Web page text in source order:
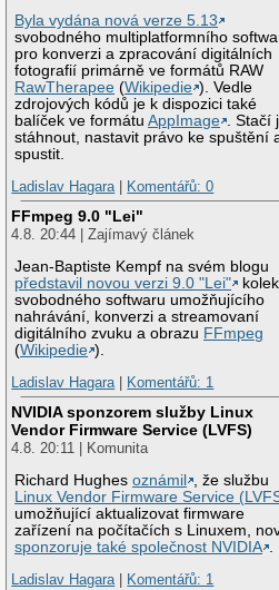
Byla vydána nová verze 5.13
svobodného multiplatformního
pro konverzi a zpracování digitálních
fotografií primárně ve formátů RAW
RawTherapee (Wikipedie ). Vedle
zdrojových kódů je k dispozici také
balíček ve formátuAppImage
. Stačí
stáhnout, nastavit právo ke spuštění
spustit.
Ladislav Hagara| Komentářů: 0
FFmpeg 9.0 "Lei"
4.8. 20:44 | Zajímavý článek
Jean-Baptiste Kempf na svém blogu
představil novou verzi 9.0 "Lei"
svobodného softwaru umožňujícího
nahrávání, konverzi a streamovaní
digitálního zvuku a obrazu FFmpeg
(Wikipedie ).
Ladislav Hagara| Komentářů: 1
NVIDIA sponzorem služby Linux
Vendor Firmware Service (LVFS)
4.8. 20:11 | Komunita
Richard Hughesoznámil
, že službu
Linux Vendor Firmware Service
umožňující aktualizovat firmware
zařízení na počítačích s Linuxem,
sponzoruje také společnost NVIDIA
Ladislav Hagara| Komentářů: 1